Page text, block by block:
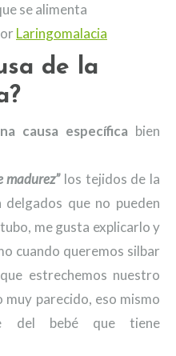
se alimenta
Laringomalacia
de la
causa específica bien
madurez”los tejidos de la
que no pueden
me gusta explicarlo y
cuando queremos silbar
estrechemos nuestro
parecido, eso mismo
del bebé que tiene